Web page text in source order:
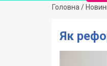
Головна /
Як